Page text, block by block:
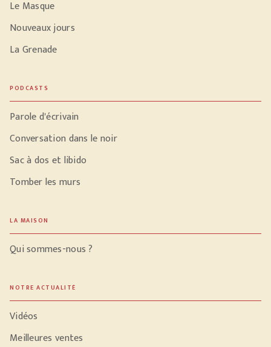
Le Masque
Nouveaux jours
La Grenade
PODCASTS
Parole d'écrivain
Conversation dans le noir
Sac à dos et libido
Tomber les murs
LA MAISON
Qui sommes-nous ?
NOTRE ACTUALITÉ
Vidéos
Meilleures ventes